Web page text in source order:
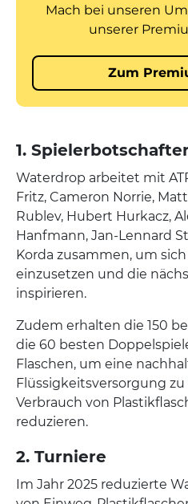
1.
Waterdrop arbeitet mit
Fritz, Cameron Norrie,
Rublev, Hubert Hurkacz,
Hanfmann, Jan-Lennard
Korda zusammen, um
einzusetzen und die
inspirieren.
Zudem erhalten die 150
die 60 besten
Flaschen, um eine
Flüssigkeitsversorgung
Verbrauch von
reduzieren.
2. Turniere
Im Jahr 2025 reduzierte